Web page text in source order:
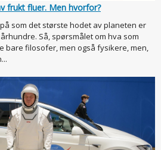
frukt fluer. Men hvorfor?
som det største hodet av planeten er
Så, spørsmålet om hva som
bare filosofer, men også fysikere, men,